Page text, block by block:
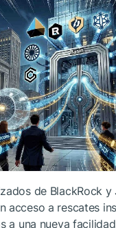
de BlackRock y
acceso a rescates
a una nueva